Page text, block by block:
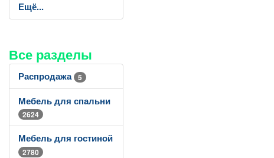
Ещё...
Все разделы
Распродажа 5
Мебель для спальни
2624
Мебель для гостиной
2780